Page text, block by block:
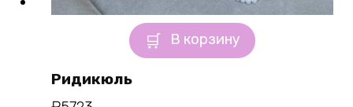
В корзину
Ридикюль